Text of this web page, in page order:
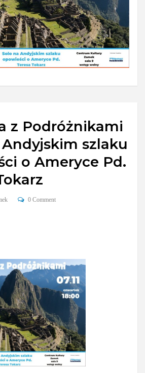
z Podróżnikami
Andyjskim szlaku
o Ameryce Pd.
0 Comment